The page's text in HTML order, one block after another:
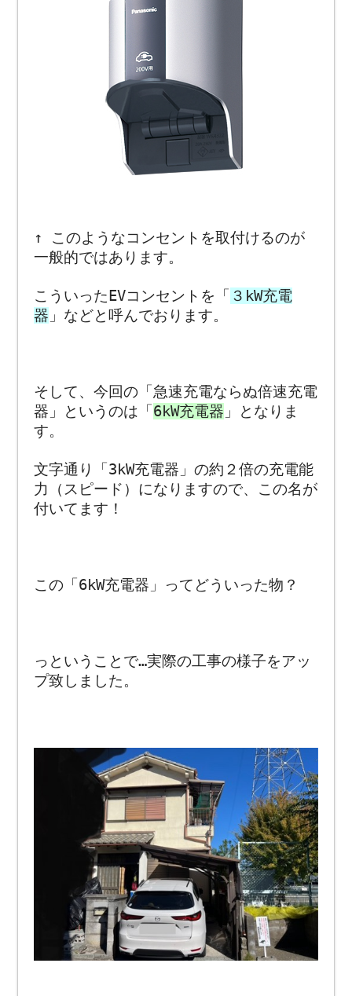
↑ このようなコンセントを取付けるのが
一般的ではあります。
こういったEVコンセントを「 ３kW充電
器 」などと呼んでおります。
そして、今回の「急速充電ならぬ倍速充電
器」というのは「 6kW充電器 」となりま
す。
文字通り「3kW充電器」の約２倍の充電能
力（スピード）になりますので、この名が
付いてます！
この「6kW充電器」ってどういった物？
っということで…実際の工事の様子をアッ
プ致しました。